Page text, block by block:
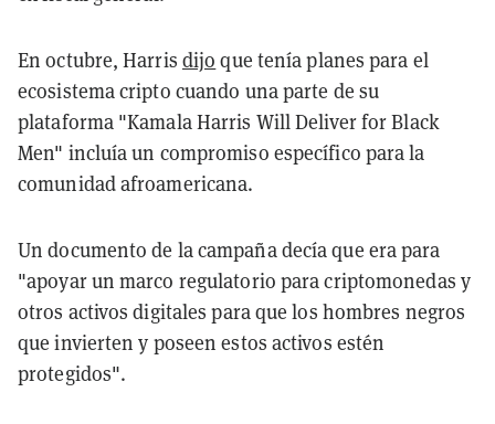
En octubre, Harris dijo que tenía planes para el
ecosistema cripto cuando una parte de su
plataforma "Kamala Harris Will Deliver for Black
Men" incluía un compromiso específico para la
comunidad afroamericana.
Un documento de la campaña decía que era para
"apoyar un marco regulatorio para criptomonedas y
otros activos digitales para que los hombres negros
que invierten y poseen estos activos estén
protegidos".